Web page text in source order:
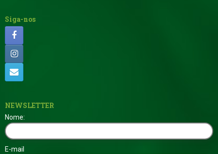
Siga-nos
NEWSLETTER
Nome:
E-mail